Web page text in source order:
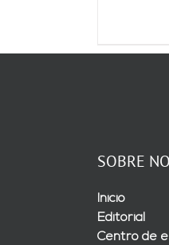
SOBRE
Inicio
Editorial
Centro de